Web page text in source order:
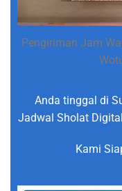
Pengiriman Jam
Anda tinggal di
Jadwal Sholat
Kami